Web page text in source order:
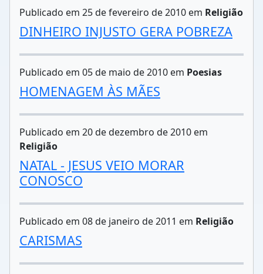
Publicado em 25 de fevereiro de 2010 em Religião
DINHEIRO INJUSTO GERA POBREZA
Publicado em 05 de maio de 2010 em Poesias
HOMENAGEM ÀS MÃES
Publicado em 20 de dezembro de 2010 em
Religião
NATAL - JESUS VEIO MORAR
CONOSCO
Publicado em 08 de janeiro de 2011 em Religião
CARISMAS